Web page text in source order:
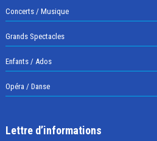
Concerts / Musique
Grands Spectacles
Enfants / Ados
Opéra / Danse
Lettre d’informations